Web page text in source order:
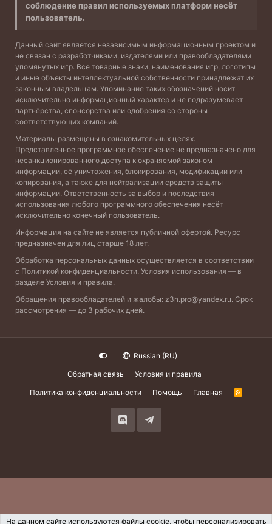
соблюдение правил используемых платформ несёт
пользователь.
Данный сайт является независимым информационным проектом и
не связан с разработчиками, издателями или правообладателями
упомянутых игр. Все товарные знаки, наименования игр, логотипы
и иные объекты интеллектуальной собственности принадлежат их
законным владельцам. Упоминание таких обозначений носит
исключительно информационный характер и не подразумевает
партнёрства, спонсорства или одобрения со стороны
соответствующих компаний.
Материалы размещены в ознакомительных целях.
Представленное программное обеспечение не предназначено для
несанкционированного доступа к охраняемой законом
информации, её уничтожения, блокирования, модификации или
копирования, а также для нейтрализации средств защиты
информации. Ответственность за выбор и последствия
использования любого программного обеспечения несёт
исключительно конечный пользователь.
Информация на сайте не является публичной офертой. Ресурс
предназначен для лиц старше 18 лет.
Обработка персональных данных осуществляется в соответствии
с Политикой конфиденциальности. Условия использования — в
разделе Условия и правила.
Обращения правообладателей и жалобы: z3n.pro@yandex.ru. Срок
рассмотрения — до 3 рабочих дней.
Russian (RU)
Обратная связь
Условия и правила
Политика конфиденциальности
Помощь Главная
R
На данном сайте используются файлы cookie, чтобы персонализировать